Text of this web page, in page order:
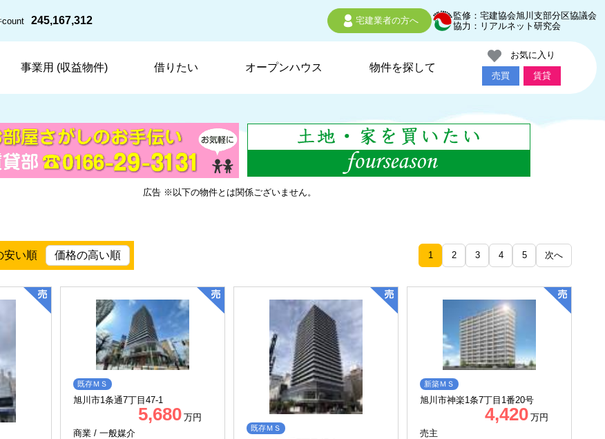
count 245,167,312 宅建業者の方へ
監修：宅建協会旭川支部分区協議会
協力：リアルネット研究会
事業用 (収益物件) 借りたい オープンハウス 物件を探して
お気に入り
売買
賃貸
広告 ※以下の物件とは関係ございません。
安い順 価格の高い順 1 2 3 4 5 次へ
既存ＭＳ
旭川市1条通7丁目47-1
5,680 万円
商業 / 一般媒介 既存ＭＳ
新築ＭＳ
旭川市神楽1条7丁目1番20号
4,420 万円
売主